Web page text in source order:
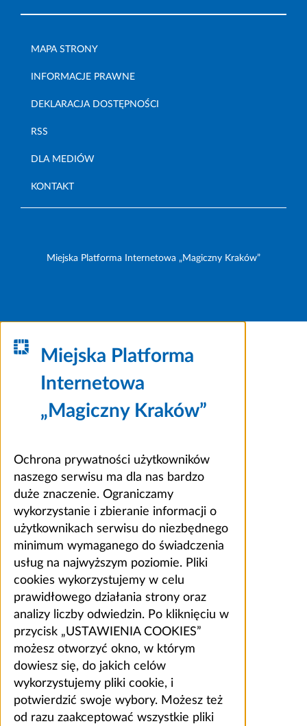
MAPA STRONY
INFORMACJE PRAWNE
DEKLARACJA DOSTĘPNOŚCI
RSS
DLA MEDIÓW
KONTAKT
Miejska Platforma Internetowa „Magiczny Kraków”
Miejska Platforma
Internetowa
„Magiczny Kraków”
Ochrona prywatności użytkowników
naszego serwisu ma dla nas bardzo
duże znaczenie. Ograniczamy
wykorzystanie i zbieranie informacji o
użytkownikach serwisu do niezbędnego
minimum wymaganego do świadczenia
usług na najwyższym poziomie. Pliki
cookies wykorzystujemy w celu
prawidłowego działania strony oraz
analizy liczby odwiedzin. Po kliknięciu w
przycisk „USTAWIENIA COOKIES”
możesz otworzyć okno, w którym
dowiesz się, do jakich celów
wykorzystujemy pliki cookie, i
potwierdzić swoje wybory. Możesz też
od razu zaakceptować wszystkie pliki